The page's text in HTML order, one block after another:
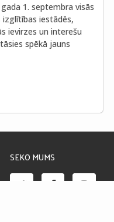
1. septembra visās
izglītības iestādēs,
ievirzes un interešu
spēkā jauns
SEKO MUMS